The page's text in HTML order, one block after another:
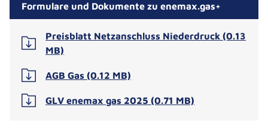
Formulare und Dokumente zu enemax.gas+
Preisblatt Netzanschluss Niederdruck (0.13
MB)
AGB Gas (0.12 MB)
GLV enemax gas 2025 (0.71 MB)